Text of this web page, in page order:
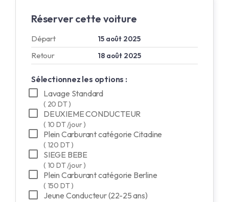
Réserver cette voiture
Départ 15 août 2025
Retour 18 août 2025
Sélectionnez les options :
Lavage Standard
( 20 DT )
DEUXIEME CONDUCTEUR
( 10 DT /jour )
Plein Carburant catégorie Citadine
( 120 DT )
SIEGE BEBE
( 10 DT /jour )
Plein Carburant catégorie Berline
( 150 DT )
Jeune Conducteur (22-25 ans)